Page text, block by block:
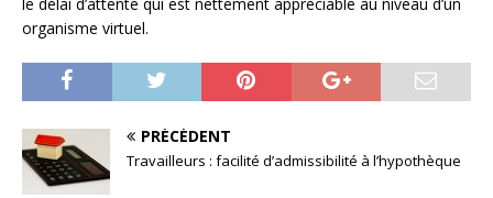
organisme virtuel.
PRÉCÉDENT
Travailleurs : facilité d’admissibilité à l’hypothèque